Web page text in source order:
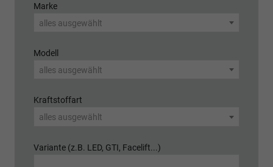
Marke
alles ausgewählt
Modell
alles ausgewählt
Kraftstoffart
alles ausgewählt
Variante (z.B. LED, GTI, Facelift...)